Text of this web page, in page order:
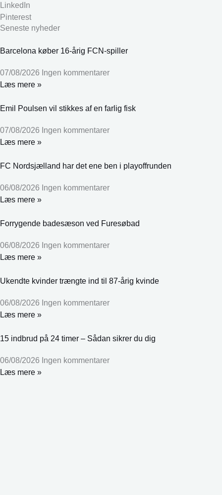
LinkedIn
Pinterest
Seneste nyheder
Barcelona køber 16-årig FCN-spiller
07/08/2026 Ingen kommentarer
Læs mere »
Emil Poulsen vil stikkes af en farlig fisk
07/08/2026 Ingen kommentarer
Læs mere »
FC Nordsjælland har det ene ben i playoffrunden
06/08/2026 Ingen kommentarer
Læs mere »
Forrygende badesæson ved Furesøbad
06/08/2026 Ingen kommentarer
Læs mere »
Ukendte kvinder trængte ind til 87-årig kvinde
06/08/2026 Ingen kommentarer
Læs mere »
15 indbrud på 24 timer – Sådan sikrer du dig
06/08/2026 Ingen kommentarer
Læs mere »